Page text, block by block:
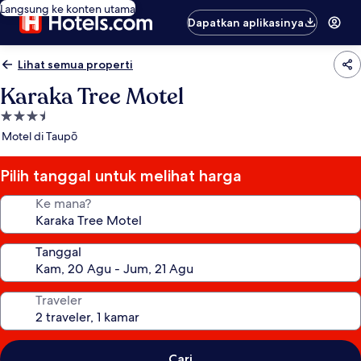
Langsung ke konten utama
Dapatkan aplikasinya
Lihat semua properti
Karaka Tree Motel
Properti
bintang
Motel di Taupō
Pilih tanggal untuk melihat harga
Ke mana?
Tanggal
Traveler